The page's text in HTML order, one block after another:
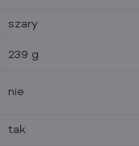
szary
239 g
nie
tak